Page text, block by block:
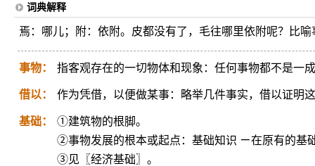
词典解释
焉：哪儿；附：依附。皮都没有了，毛往哪里依附呢？比
事物： 指客观存在的一切物体和现象：任何事物都不是一
借以： 作为凭借，以便做某事：略举几件事实，借以证明
基础：
①建筑物的根脚。
②事物发展的根本或起点：基础知识 ㄧ在原有的基
③见〖经济基础〗。